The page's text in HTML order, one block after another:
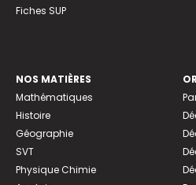
Fiches SUP
NOS MATIÈRES
Mathématiques
Histoire
Géographie
SVT
Physique Chimie